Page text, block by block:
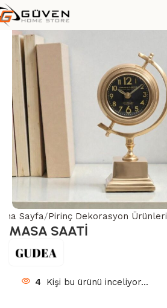
Sayfa Pirinç Dekorasyon Ürünleri
MASA SAATİ
4 Kişi bu ürünü inceliyor...